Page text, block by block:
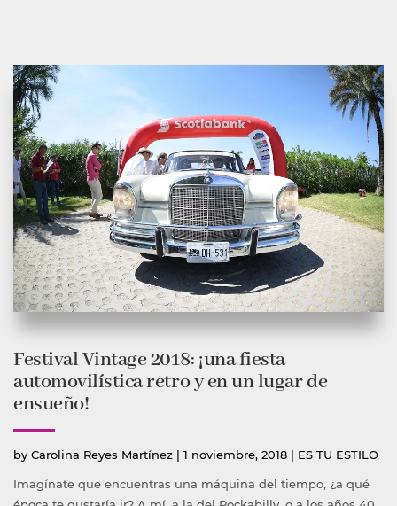
Festival Vintage 2018: ¡una fiesta
automovilística retro y en un lugar de
ensueño!
by Publicado
Carolina Reyes Martínez | 1 noviembre, 2018 | Publicada
ES TU ESTILO
Imagínate que encuentras una máquina del tiempo, ¿a qué